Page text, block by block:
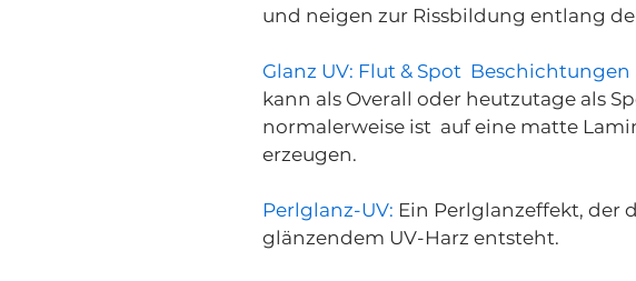
und neigen zur Rissbildung entlang
Glanz UV: Flut & Spot Beschichtungen
kann als Overall oder heutzutage als
normalerweise ist auf eine matte
erzeugen.
Perlglanz-UV: Ein Perlglanzeffekt, der
glänzendem UV-Harz entsteht.